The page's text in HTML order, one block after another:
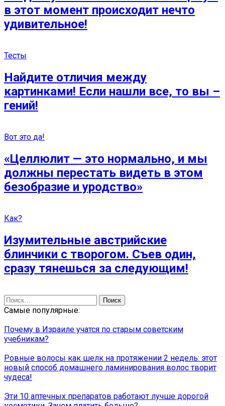
в этот момент происходит нечто
удивительное!
Тесты
Найдите отличия между
картинками! Если нашли все, то вы –
гений!
Вот это да!
«Целлюлит — это нормально, и мы
должны перестать видеть в этом
безобразие и уродство»
Как?
Изумительные австрийские
блинчики с творогом. Съев один,
сразу тянешься за следующим!
Найти:
Самые популярные:
Почему в Израиле учатся по старым советским
учебникам?
Ровные волосы как шелк на протяжении 2 недель: этот
новый способ домашнего ламинирования волос творит
чудеса!
Эти 10 аптечных препаратов работают лучше дорогой